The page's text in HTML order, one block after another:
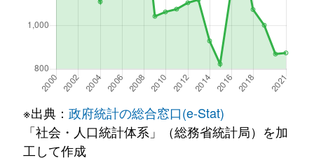
※出典： 政府統計の総合窓口(e-Stat)
「社会・人口統計体系」（総務省統計局）を加
工して作成